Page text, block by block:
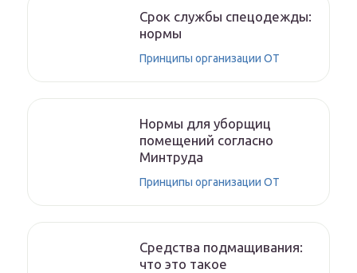
Срок службы спецодежды:
нормы
Принципы организации ОТ
Нормы для уборщиц
помещений согласно
Минтруда
Принципы организации ОТ
Средства подмащивания:
что это такое